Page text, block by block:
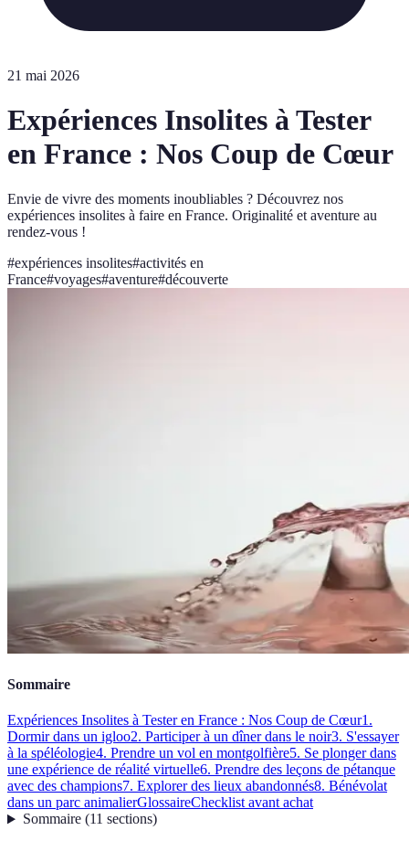
21 mai 2026
Expériences Insolites à Tester
en France : Nos Coup de Cœur
Envie de vivre des moments inoubliables ? Découvrez nos
expériences insolites à faire en France. Originalité et aventure au
rendez-vous !
#expériences insolites#activités en
France#voyages#aventure#découverte
Sommaire
Expériences Insolites à Tester en France : Nos Coup de Cœur1.
Dormir dans un igloo2. Participer à un dîner dans le noir3. S'essayer
à la spéléologie4. Prendre un vol en montgolfière5. Se plonger dans
une expérience de réalité virtuelle6. Prendre des leçons de pétanque
avec des champions7. Explorer des lieux abandonnés8. Bénévolat
dans un parc animalierGlossaireChecklist avant achat
Sommaire(11 sections)